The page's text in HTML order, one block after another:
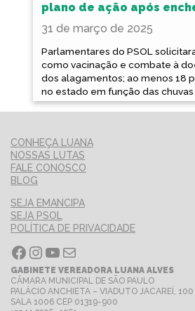
plano de ação após
31 de março de 2025
Parlamentares do PSOL
como vacinação e combate à
dos alagamentos; ao menos 18
no estado em função das chuvas
CONHEÇA LUANA
NOSSAS LUTAS
FALE CONOSCO
BLOG
SEJA EMANCIPA
SEJA PSOL
POLÍTICA DE PRIVACIDADE
Facebook InstagramYoutube E-mail
GABINETE VEREADORA LUANA ALVES
CÂMARA MUNICIPAL DE SÃO PAULO
PALÁCIO ANCHIETA – VIADUTO JACAREÍ, 100
SALA 1006 CEP 01319-900